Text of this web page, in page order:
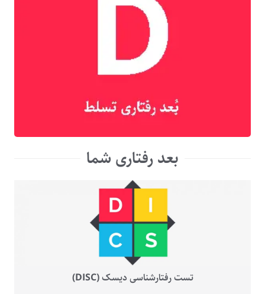
بعد رفتاری شما
تست رفتارشناسی دیسک (DISC)